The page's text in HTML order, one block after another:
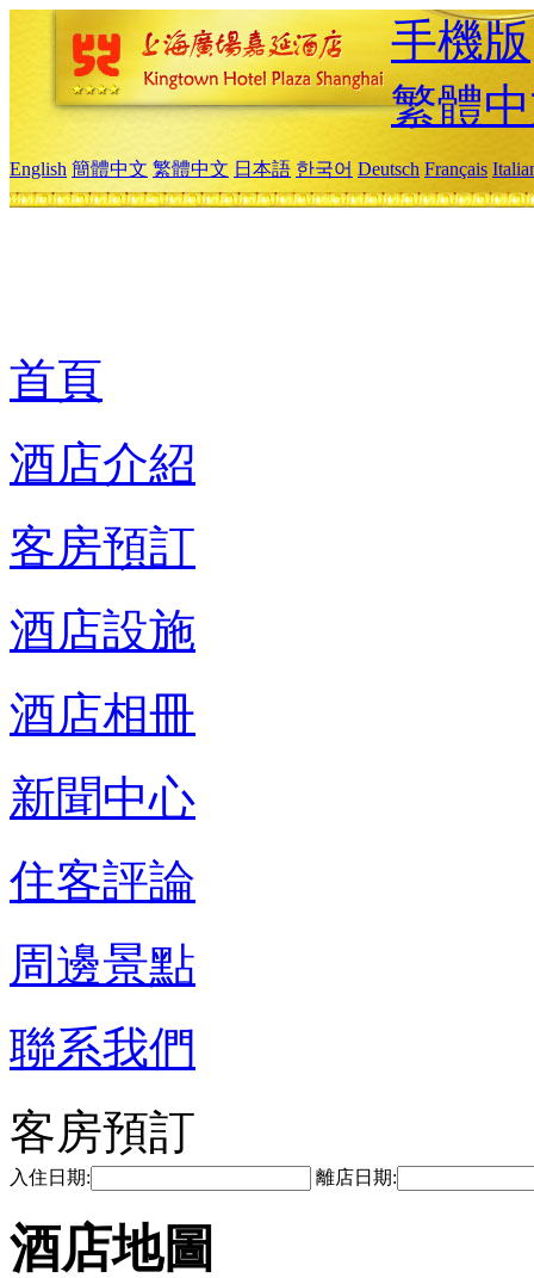
手機版
繁體
English 簡體中文 繁體中文 日本語 한국어 Deutsch Français
首頁
酒店介紹
客房預訂
酒店設施
酒店相冊
新聞中心
住客評論
周邊景點
聯系我們
客房預訂
入住日期: 離店日期:
酒店地圖